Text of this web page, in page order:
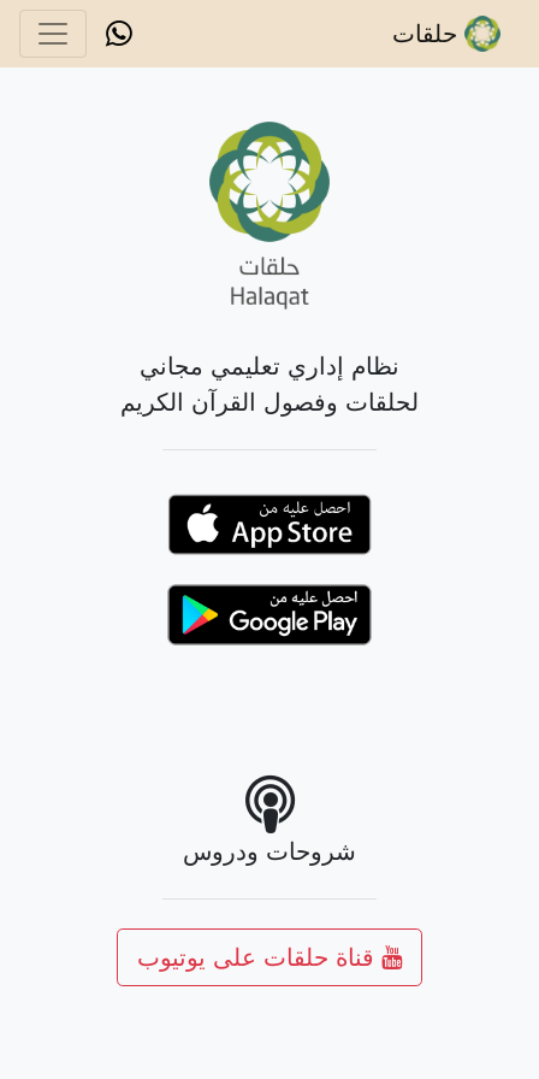
حلقات
نظام إداري تعليمي مجاني
لحلقات وفصول القرآن الكريم
شروحات ودروس
قناة حلقات على يوتيوب